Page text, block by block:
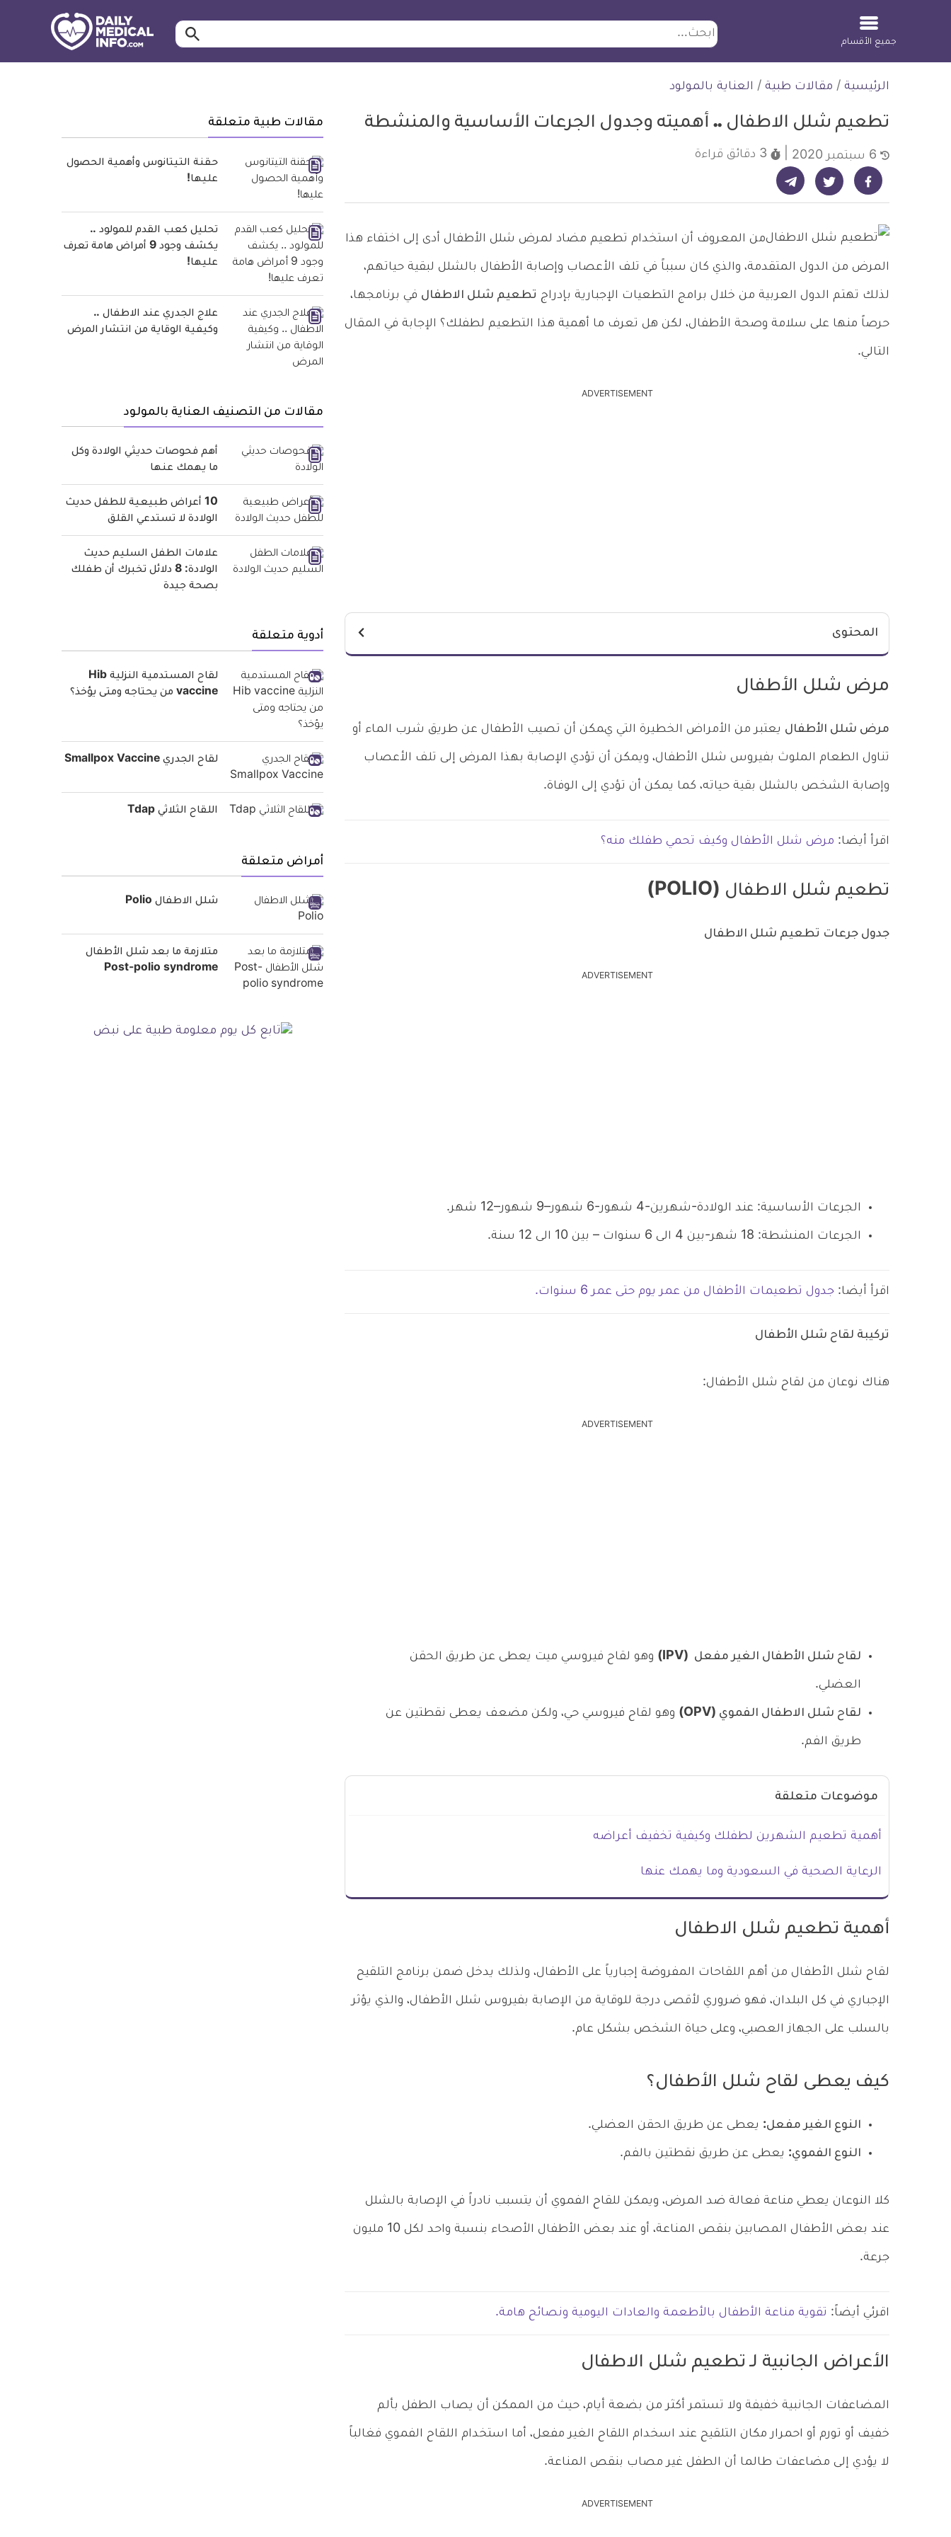
ابحث ابحث…
جميع الأقسام
الرئيسية / مقالات طبية / العناية بالمولود
تطعيم شلل الاطفال .. أهميته وجدول الجرعات الأساسية والمنشطة
3 دقائق قراءة
شارك على فيسبوك - ديلي ميديكال انفو شارك على تويتر - ديلي ميديكال انفو شارك على تيليجرام - ديلي ميديكال انفو
من المعروف أن استخدام تطعيم مضاد لمرض شلل الأطفال أدى إلى اختفاء هذا
المرض من الدول المتقدمة، والذي كان سبباً في تلف الأعصاب وإصابة الأطفال بالشلل لبقية حياتهم،
لذلك تهتم الدول العربية من خلال برامج التطعيات الإجبارية بإدراج تطعيم شلل الاطفال في برنامجها،
حرصاً منها على سلامة وصحة الأطفال، لكن هل تعرف ما أهمية هذا التطعيم لطفلك؟ الإجابة في المقال
التالي.
ADVERTISEMENT
المحتوى
مرض شلل الأطفال
مرض شلل الأطفال يعتبر من الأمراض الخطيرة التي يمكن أن تصيب الأطفال عن طريق شرب الماء أو
تناول الطعام الملوث بفيروس شلل الأطفال، ويمكن أن تؤدي الإصابة بهذا المرض إلى تلف الأعصاب
وإصابة الشخص بالشلل بقية حياته، كما يمكن أن تؤدي إلى الوفاة.
اقرأ أيضا: مرض شلل الأطفال وكيف تحمي طفلك منه؟
تطعيم شلل الاطفال (POLIO)
جدول جرعات تطعيم شلل الاطفال
ADVERTISEMENT
الجرعات الأساسية: عند الولادة-شهرين-4 شهور-6 شهور–9 شهور–12 شهر.
الجرعات المنشطة: 18 شهر-بين 4 الى 6 سنوات – بين 10 الى 12 سنة.
اقرأ أيضا: جدول تطعيمات الأطفال من عمر يوم حتى عمر 6 سنوات.
تركيبة لقاح شلل الأطفال
هناك نوعان من لقاح شلل الأطفال:
ADVERTISEMENT
لقاح شلل الأطفال الغير مفعل (IPV) وهو لقاح فيروسي ميت يعطى عن طريق الحقن
العضلي.
لقاح شلل الاطفال الفموي (OPV) وهو لقاح فيروسي حي، ولكن مضعف يعطى نقطتين عن
طريق الفم.
موضوعات متعلقة
أهمية تطعيم الشهرين لطفلك وكيفية تخفيف أعراضه
الرعاية الصحية في السعودية وما يهمك عنها
أهمية تطعيم شلل الاطفال
لقاح شلل الأطفال من أهم اللقاحات المفروضة إجبارياً على الأطفال، ولذلك يدخل ضمن برنامج التلقيح
الإجباري في كل البلدان، فهو ضروري لأقصى درجة للوقاية من الإصابة بفيروس شلل الأطفال، والذي يؤثر
بالسلب على الجهاز العصبي، وعلى حياة الشخص بشكل عام.
كيف يعطى لقاح شلل الأطفال؟
النوع الغير مفعل: يعطى عن طريق الحقن العضلي.
النوع الفموي: يعطى عن طريق نقطتين بالفم.
كلا النوعان يعطي مناعة فعالة ضد المرض، ويمكن للقاح الفموي أن يتسبب نادراً في الإصابة بالشلل
عند بعض الأطفال المصابين بنقص المناعة، أو عند بعض الأطفال الأصحاء بنسبة واحد لكل 10 مليون
جرعة.
اقرئي أيضاً: تقوية مناعة الأطفال بالأطعمة والعادات اليومية ونصائح هامة.
الأعراض الجانبية لـ تطعيم شلل الاطفال
المضاعفات الجانبية خفيفة ولا تستمر أكثر من بضعة أيام، حيث من الممكن أن يصاب الطفل بألم
خفيف أو تورم أو احمرار مكان التلقيح عند اسخدام اللقاح الغير مفعل، أما استخدام اللقاح الفموي فغالباً
لا يؤدي إلى مضاعفات طالما أن الطفل غير مصاب بنقص المناعة.
ADVERTISEMENT
مقالات طبية متعلقة
حقنة التيتانوس وأهمية الحصول
عليها!
تحليل كعب القدم للمولود ..
يكشف وجود 9 أمراض هامة تعرف
عليها!
علاج الجدري عند الاطفال ..
وكيفية الوقاية من انتشار المرض
مقالات من التصنيف العناية بالمولود
أهم فحوصات حديثي الولادة وكل
ما يهمك عنها
10 أعراض طبيعية للطفل حديث
الولادة لا تستدعي القلق
علامات الطفل السليم حديث
الولادة: 8 دلائل تخبرك أن طفلك
بصحة جيدة
أدوية متعلقة
لقاح المستدمية النزلية Hib
vaccine من يحتاجه ومتى يؤخذ؟
لقاح الجدري Smallpox Vaccine
اللقاح الثلاثي Tdap
أمراض متعلقة
شلل الاطفال Polio
متلازمة ما بعد شلل الأطفال
Post-polio syndrome